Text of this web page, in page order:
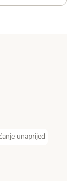
Method
unaprijed
unaprijed